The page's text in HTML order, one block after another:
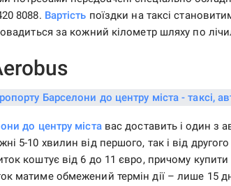
8088. Вартість поїздки на таксі
за кожний кілометр шляху по
до центру міставас доставить і один з
5-10 хвилин від першого, так і від
коштує від 6 до 11 євро, причому
матиме обмежений термін дії – лише 15